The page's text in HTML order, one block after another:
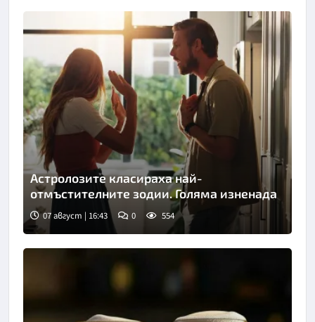
Снимка: iStock
Астролозите класираха най-
отмъстителните зодии. Голяма изненада
07 август | 16:43 0 554